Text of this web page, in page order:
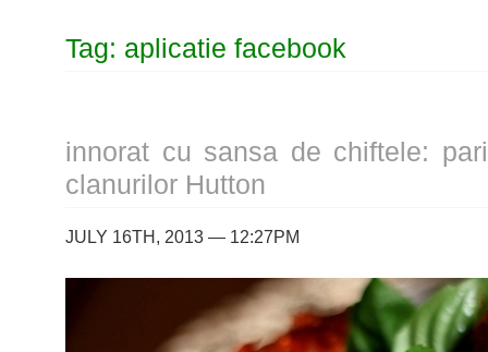
Tag: aplicatie facebook
innorat cu sansa de chiftele:
clanurilor Hutton
JULY 16TH, 2013 — 12:27PM